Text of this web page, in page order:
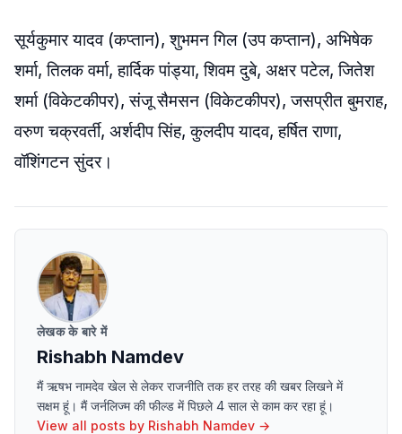
सूर्यकुमार यादव (कप्तान), शुभमन गिल (उप कप्तान), अभिषेक
शर्मा, तिलक वर्मा, हार्दिक पांड्या, शिवम दुबे, अक्षर पटेल, जितेश
शर्मा (विकेटकीपर), संजू सैमसन (विकेटकीपर), जसप्रीत बुमराह,
वरुण चक्रवर्ती, अर्शदीप सिंह, कुलदीप यादव, हर्षित राणा,
वॉशिंगटन सुंदर।
लेखक के बारे में
Rishabh Namdev
मैं ऋषभ नामदेव खेल से लेकर राजनीति तक हर तरह की खबर लिखने में
सक्षम हूं। मैं जर्नलिज्म की फील्ड में पिछले 4 साल से काम कर रहा हूं।
View all posts by Rishabh Namdev →